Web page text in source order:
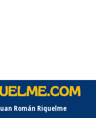
Román Riquelme